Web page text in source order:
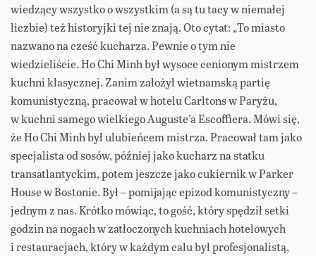
wiedzący wszystko o wszystkim (a są tu tacy w niemałej
liczbie) też historyjki tej nie znają. Oto cytat: „To miasto
nazwano na cześć kucharza. Pewnie o tym nie
wiedzieliście. Ho Chi Minh był wysoce cenionym mistrzem
kuchni klasycznej. Zanim założył wietnamską partię
komunistyczną, pracował w hotelu Carltons w Paryżu,
w kuchni samego wielkiego Auguste’a Escoffiera. Mówi się,
że Ho Chi Minh był ulubieńcem mistrza. Pracował tam jako
specjalista od sosów, później jako kucharz na statku
transatlantyckim, potem jeszcze jako cukiernik w Parker
House w Bostonie. Był – pomijając epizod komunistyczny –
jednym z nas. Krótko mówiąc, to gość, który spędził setki
godzin na nogach w zatłoczonych kuchniach hotelowych
i restauracjach, który w każdym calu był profesjonalistą,